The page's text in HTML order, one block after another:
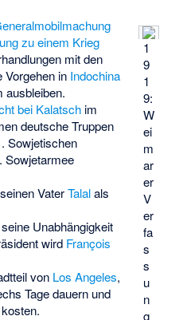
1
9
1
9:
W
ei
m
ar
er
V
er
fa
s
s
u
n
g
zu einem Krieg
mit den
Vorgehen in Indochina
ausbleiben.
bei Kalatschim
deutsche Truppen
Sowjetischen
Sowjetarmee
VaterTalalals
Unabhängigkeit
wird François
von Los Angeles,
Tage dauern und